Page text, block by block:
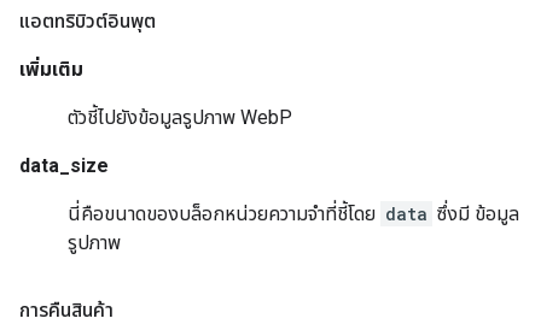
แอตทริบิวต์อินพุต
เพิ่มเติม
ตัวชี้ไปยังข้อมูลรูปภาพ WebP
data_size
นี่คือขนาดของบล็อกหน่วยความจำที่ชี้โดย data ซึ่งมี ข้อมูล
รูปภาพ
การคืนสินค้า